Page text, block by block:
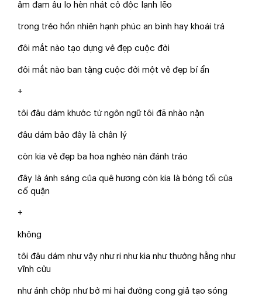
ảm đạm âu lo hèn nhát cô độc lạnh lẽo
trong trẻo hồn nhiên hạnh phúc an bình hay khoái trá
đôi mắt nào tạo dựng vẻ đẹp cuộc đời
đôi mắt nào ban tặng cuộc đời một vẻ đẹp bí ẩn
+
tôi đâu dám khước từ ngôn ngữ tôi đã nhào nặn
đâu dám bảo đây là chân lý
còn kia vẻ đẹp ba hoa nghèo nàn đánh tráo
đây là ánh sáng của quê hương còn kia là bóng tối của
cố quận
+
không
tôi đâu dám như vậy như ri như kia như thường hằng như
vĩnh cửu
như ánh chớp như bờ mi hai đường cong giả tạo sóng